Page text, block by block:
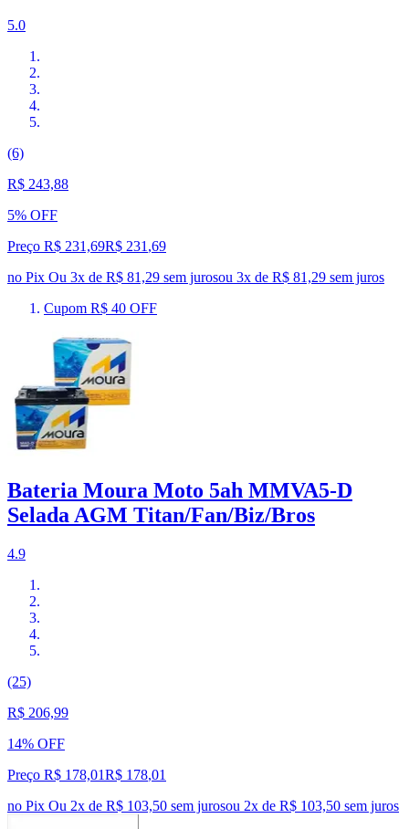
5.0
(6)
R$ 243,88
5% OFF
Preço R$ 231,69R$ 231 ,69
no Pix Ou 3x de R$ 81,29 sem jurosou 3x de R$ 81,29 sem juros
Cupom R$ 40 OFF
Bateria Moura Moto 5ah MMVA5-D
Selada AGM Titan/Fan/Biz/Bros
4.9
(25)
R$ 206,99
14% OFF
Preço R$ 178,01R$ 178,01
no Pix Ou 2x de R$ 103,50 sem jurosou 2x de R$ 103,50 sem juros